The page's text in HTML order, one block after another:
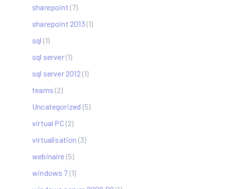
sharepoint (7)
sharepoint 2013 (1)
sql (1)
sql server(1)
sql server 2012 (1)
teams (2)
Uncategorized (5)
virtual PC (2)
virtualisation (3)
webinaire (5)
windows 7 (1)